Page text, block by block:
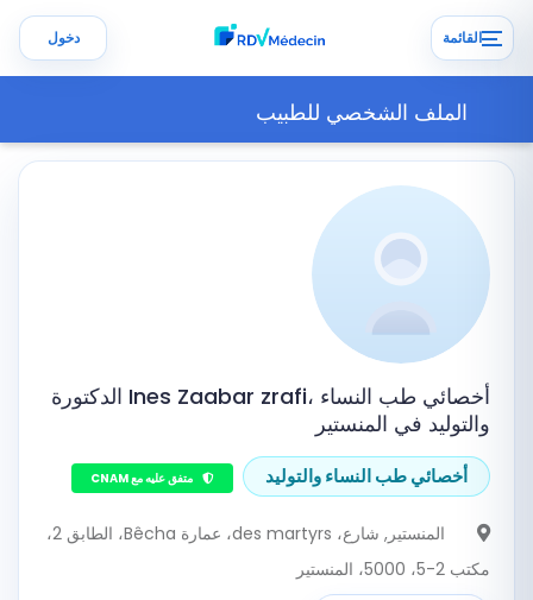
القائمة دخول
الملف الشخصي للطبيب
الدكتورة Ines Zaabar zrafi، أخصائي طب النساء
والتوليد في المنستير
أخصائي طب النساء والتوليد متفق عليه مع CNAM
المنستير
, شارع، des martyrs، عمارة Bêcha، الطابق 2،
مكتب 2-5، 5000، المنستير